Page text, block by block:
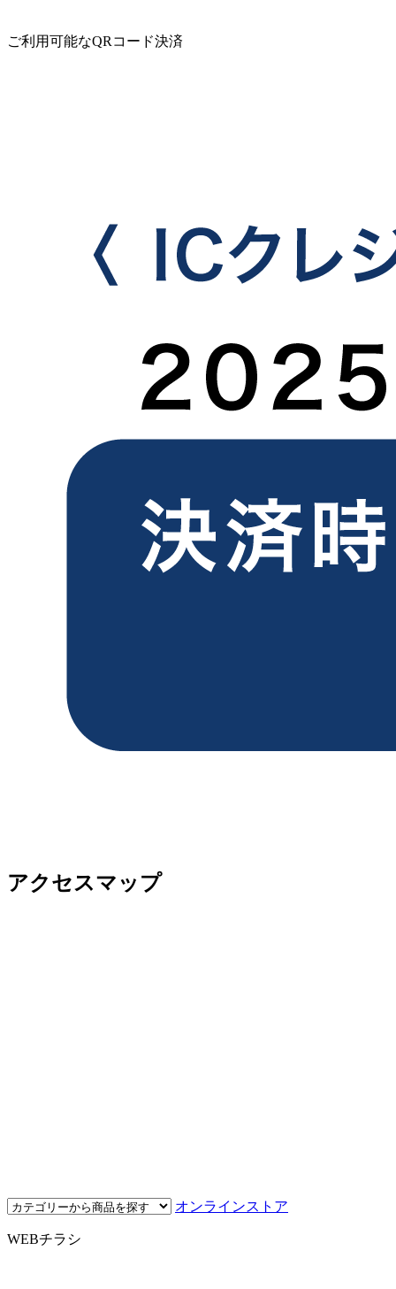
ご利用可能なQRコード決済
アクセスマップ
オンラインストア
WEBチラシ